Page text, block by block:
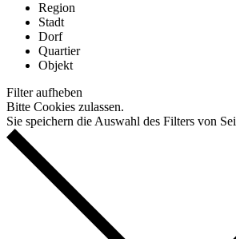
Region
Stadt
Dorf
Quartier
Objekt
Filter aufheben
Bitte Cookies zulassen.
Sie speichern die Auswahl des Filters von